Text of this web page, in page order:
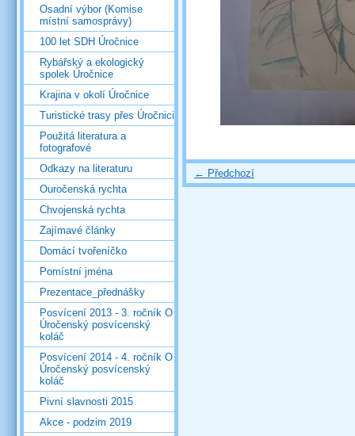
← Předchozí
Osadní výbor (Komise
místní samosprávy)
100 let SDH Úročnice
Rybářský a ekologický
spolek Úročnice
Krajina v okolí Úročnice
Turistické trasy přes Úročnici
Použitá literatura a
fotografové
Odkazy na literaturu
Ouročenská rychta
Chvojenská rychta
Zajímavé články
Domácí tvořeníčko
Pomístní jména
Prezentace_přednášky
Posvícení 2013 - 3. ročník O
Úročenský posvícenský
koláč
Posvícení 2014 - 4. ročník O
Úročenský posvícenský
koláč
Pivní slavnosti 2015
Akce - podzim 2019